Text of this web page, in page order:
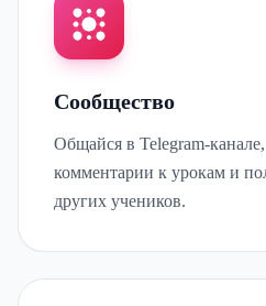
Сообщество
Общайся в Telegram-канале,
комментарии к урокам и
других учеников.